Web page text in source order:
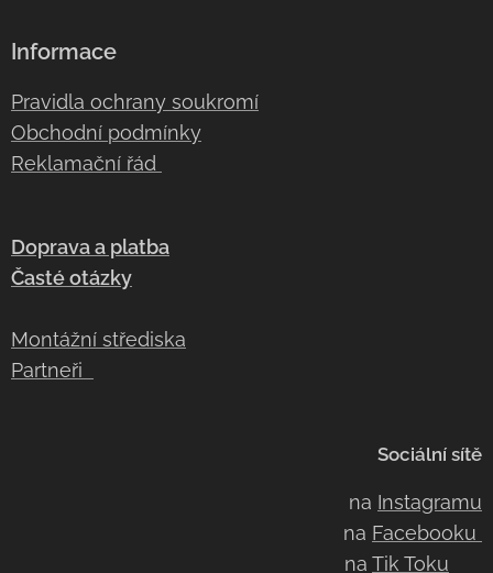
Informace
Pravidla ochrany soukromí
Obchodní podmínky
Reklamační řád
Doprava a platba
Časté otázky
Montážní střediska
Partneři
Sociální sítě
na Instagramu
na Facebooku
na Tik Toku